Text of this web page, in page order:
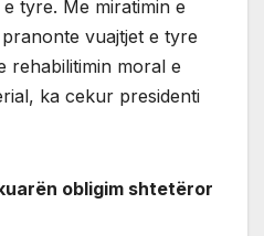
tyre. Me miratimin e
vuajtjet e tyre
rehabilitimin moral e
ka cekur presidenti
obligim shtetëror